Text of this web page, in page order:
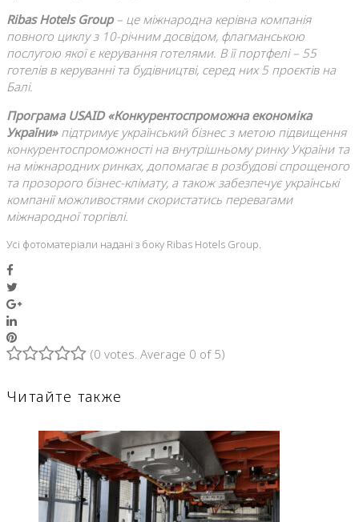
Ribas Hotels Group – це міжнародна керівна компанія
повного циклу з 10-річним досвідом, флагманською
послугою якої є керування готелями. В її портфелі – 55
готелів в керуванні та будівництві, серед них 5 проєктів на
Балі.
Програма USAID «Конкурентоспроможна економіка
України» підтримує український бізнес з метою підвищення
конкурентоспроможності на внутрішньому ринку України та
на міжнародних ринках, допомагає в розбудові спрощеного
та прозорого бізнес-клімату, а також забезпечує українські
компанії можливостями скористатись перевагами
міжнародної торгівлі.
Усі фотоматеріали надані з боку Ribas Hotels Group.
Google+
LinkedIn
Pinterest
(0 votes. Average 0 of 5)
Читайте также